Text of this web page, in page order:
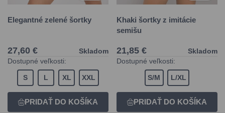
Elegantné zelené šortky
27,60 €
Skladom
Dostupné veľkosti:
S L XL XXL
Khaki šortky z imitácie
semišu
21,85 €
Skladom
Dostupné veľkosti:
S/M L/XL